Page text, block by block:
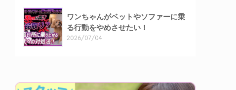
ワンちゃんがベットやソファーに乗
る行動をやめさせたい！
2026/07/04